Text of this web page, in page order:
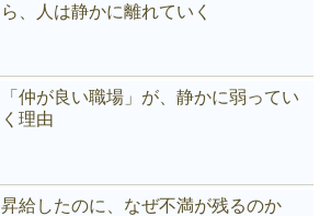
ら、人は静かに離れていく
「仲が良い職場」が、静かに弱ってい
く理由
昇給したのに、なぜ不満が残るのか